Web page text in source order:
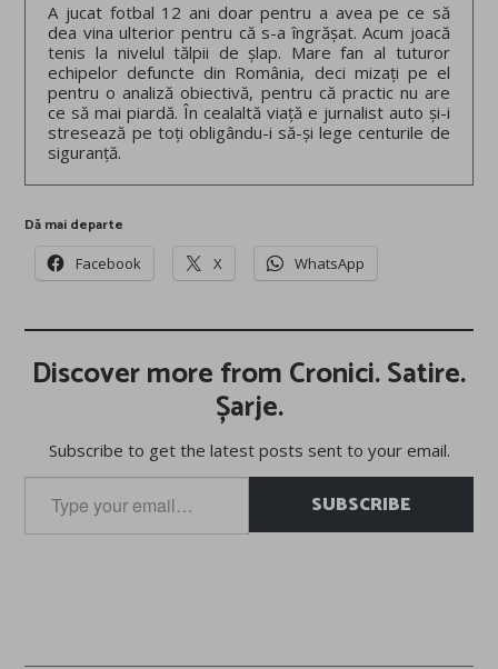
A jucat fotbal 12 ani doar pentru a avea pe ce să
dea vina ulterior pentru că s-a îngrășat. Acum joacă
tenis la nivelul tălpii de șlap. Mare fan al tuturor
echipelor defuncte din România, deci mizați pe el
pentru o analiză obiectivă, pentru că practic nu are
ce să mai piardă. În cealaltă viață e jurnalist auto și-i
stresează pe toți obligându-i să-și lege centurile de
siguranță.
Dă mai departe
Facebook X WhatsApp
Discover more from Cronici. Satire.
Șarje.
Subscribe to get the latest posts sent to your email.
your
email…
SUBSCRIBE